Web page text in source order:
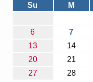
Su
M
6
7
13
14
20
21
27
28